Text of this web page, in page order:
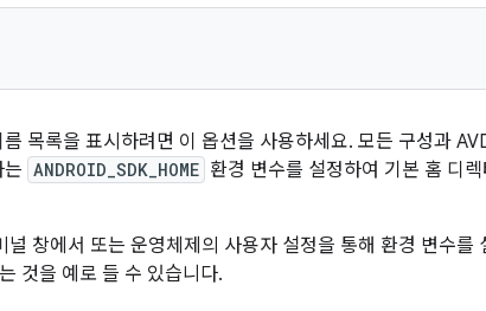
목록을 표시하려면 이 옵션을 사용하세요. 모든 구성과
ANDROID_SDK_HOME 환경 변수를 설정하여 기본 홈 디
널 창에서 또는 운영체제의 사용자 설정을 통해 환경 변수를
것을 예로 들 수 있습니다.